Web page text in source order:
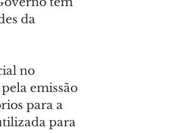
da
no
emissão
para a
para